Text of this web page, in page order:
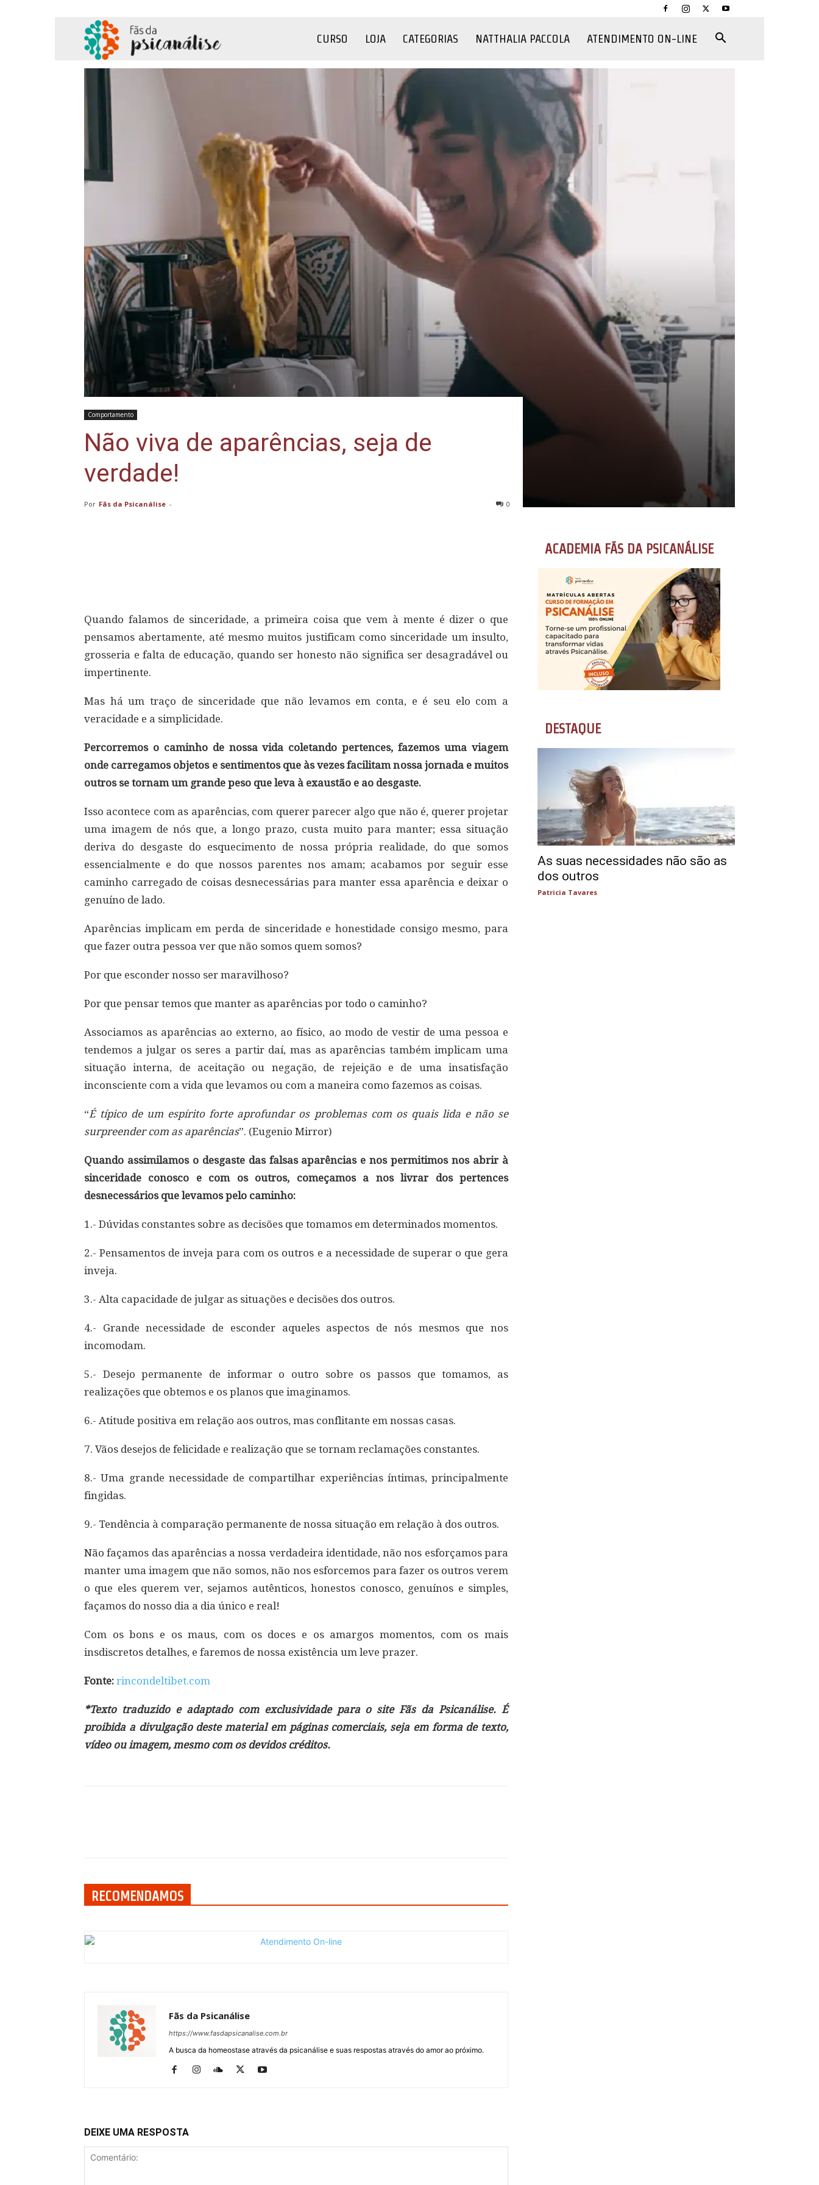
CURSO LOJA CATEGORIAS NATTHALIA PACCOLA ATENDIMENTO ON-LINE
Comportamento
Não viva de aparências, seja de
verdade!
Por Fãs da Psicanálise - 0
Quando falamos de sinceridade, a primeira coisa que vem à mente é dizer o que
pensamos abertamente, até mesmo muitos justificam como sinceridade um insulto,
grosseria e falta de educação, quando ser honesto não significa ser desagradável ou
impertinente.
Mas há um traço de sinceridade que não levamos em conta, e é seu elo com a
veracidade e a simplicidade.
Percorremos o caminho de nossa vida coletando pertences, fazemos uma viagem
onde carregamos objetos e sentimentos que às vezes facilitam nossa jornada e muitos
outros se tornam um grande peso que leva à exaustão e ao desgaste.
Isso acontece com as aparências, com querer parecer algo que não é, querer projetar
uma imagem de nós que, a longo prazo, custa muito para manter; essa situação
deriva do desgaste do esquecimento de nossa própria realidade, do que somos
essencialmente e do que nossos parentes nos amam; acabamos por seguir esse
caminho carregado de coisas desnecessárias para manter essa aparência e deixar o
genuíno de lado.
Aparências implicam em perda de sinceridade e honestidade consigo mesmo, para
que fazer outra pessoa ver que não somos quem somos?
Por que esconder nosso ser maravilhoso?
Por que pensar temos que manter as aparências por todo o caminho?
Associamos as aparências ao externo, ao físico, ao modo de vestir de uma pessoa e
tendemos a julgar os seres a partir daí, mas as aparências também implicam uma
situação interna, de aceitação ou negação, de rejeição e de uma insatisfação
inconsciente com a vida que levamos ou com a maneira como fazemos as coisas.
“É típico de um espírito forte aprofundar os problemas com os quais lida e não se
surpreender com as aparências”. (Eugenio Mirror)
Quando assimilamos o desgaste das falsas aparências e nos permitimos nos abrir à
sinceridade conosco e com os outros, começamos a nos livrar dos pertences
desnecessários que levamos pelo caminho:
1.- Dúvidas constantes sobre as decisões que tomamos em determinados momentos.
2.- Pensamentos de inveja para com os outros e a necessidade de superar o que gera
inveja.
3.- Alta capacidade de julgar as situações e decisões dos outros.
4.- Grande necessidade de esconder aqueles aspectos de nós mesmos que nos
incomodam.
5.- Desejo permanente de informar o outro sobre os passos que tomamos, as
realizações que obtemos e os planos que imaginamos.
6.- Atitude positiva em relação aos outros, mas conflitante em nossas casas.
7. Vãos desejos de felicidade e realização que se tornam reclamações constantes.
8.- Uma grande necessidade de compartilhar experiências íntimas, principalmente
fingidas.
9.- Tendência à comparação permanente de nossa situação em relação à dos outros.
Não façamos das aparências a nossa verdadeira identidade, não nos esforçamos para
manter uma imagem que não somos, não nos esforcemos para fazer os outros verem
o que eles querem ver, sejamos autênticos, honestos conosco, genuínos e simples,
façamos do nosso dia a dia único e real!
Com os bons e os maus, com os doces e os amargos momentos, com os mais
insdiscretos detalhes, e faremos de nossa existência um leve prazer.
Fonte: rincondeltibet.com
*Texto traduzido e adaptado com exclusividade para o site Fãs da Psicanálise. É
proibida a divulgação deste material em páginas comerciais, seja em forma de texto,
vídeo ou imagem, mesmo com os devidos créditos.
RECOMENDAMOS
Fãs da Psicanálise
https://www.fasdapsicanalise.com.br
A busca da homeostase através da psicanálise e suas respostas através do amor ao próximo.
DEIXE UMA RESPOSTA
ACADEMIA FÃS DA PSICANÁLISE
DESTAQUE
As suas necessidades não são as
dos outros
Patricia Tavares